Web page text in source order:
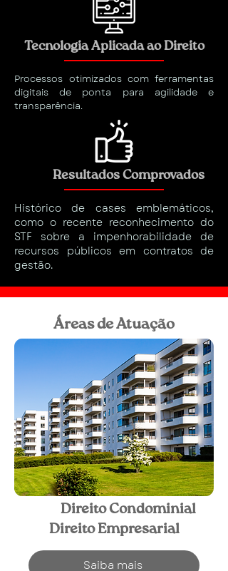
Tecnologia Aplicada ao Direito
Processos otimizados com ferramentas
digitais de ponta para agilidade e
transparência.
Resultados Comprovados
Histórico de cases emblemáticos,
como o recente reconhecimento do
STF sobre a impenhorabilidade de
recursos públicos em contratos de
gestão.
Áreas de Atuação
Direito Condominial
Direito Empresarial
Saiba mais